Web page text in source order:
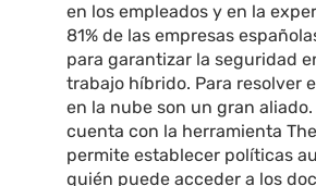
en los empleados y en la
81% de las empresas
para garantizar la seguridad
trabajo híbrido. Para resolver
en la nube son un gran
cuenta con la herramienta
permite establecer políticas
quién puede acceder a los